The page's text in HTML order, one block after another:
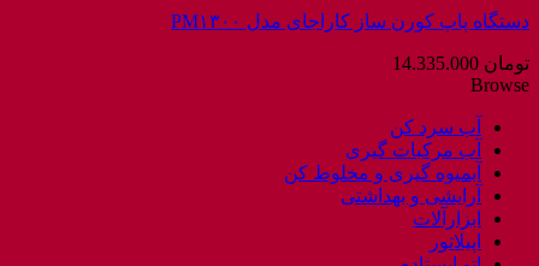
دستگاه پاپ کورن ساز کاراجای مدل PM۱۳۰۰
تومان
Browse
آب سرد کن
آب مرکبات گیری
آبمیوه گیری و مخلوط کن
آرایشی و بهداشتی
ابزارآلات
اپیلاتور